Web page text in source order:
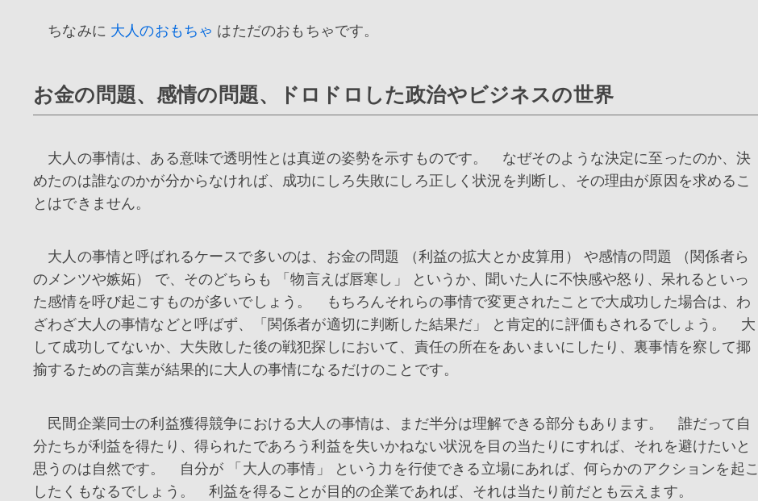
ちなみに 大人のおもちゃ はただのおもちゃです。
お金の問題、感情の問題、ドロドロした政治やビジネスの世界
大人の事情は、ある意味で透明性とは真逆の姿勢を示すものです。 なぜそのような決定に至ったのか、決
めたのは誰なのかが分からなければ、成功にしろ失敗にしろ正しく状況を判断し、その理由が原因を求めるこ
とはできません。
大人の事情と呼ばれるケースで多いのは、お金の問題 （利益の拡大とか皮算用） や感情の問題 （関係者ら
のメンツや嫉妬） で、そのどちらも 「物言えば唇寒し」 というか、聞いた人に不快感や怒り、呆れるといっ
た感情を呼び起こすものが多いでしょう。 もちろんそれらの事情で変更されたことで大成功した場合は、わ
ざわざ大人の事情などと呼ばず、「関係者が適切に判断した結果だ」 と肯定的に評価もされるでしょう。 大
して成功してないか、大失敗した後の戦犯探しにおいて、責任の所在をあいまいにしたり、裏事情を察して揶
揄するための言葉が結果的に大人の事情になるだけのことです。
民間企業同士の利益獲得競争における大人の事情は、まだ半分は理解できる部分もあります。 誰だって自
分たちが利益を得たり、得られたであろう利益を失いかねない状況を目の当たりにすれば、それを避けたいと
思うのは自然です。 自分が 「大人の事情」 という力を行使できる立場にあれば、何らかのアクションを起こ
したくもなるでしょう。 利益を得ることが目的の企業であれば、それは当たり前だとも云えます。